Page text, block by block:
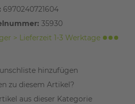
6970240721604
35930
> Lieferzeit 1-3 Werktage
zu diesem Artikel?
aus dieser Kategorie